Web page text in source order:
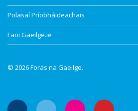
Polasaí Príobháideachais
Faoi Gaeilge.ie
© 2026 Foras na Gaeilge.